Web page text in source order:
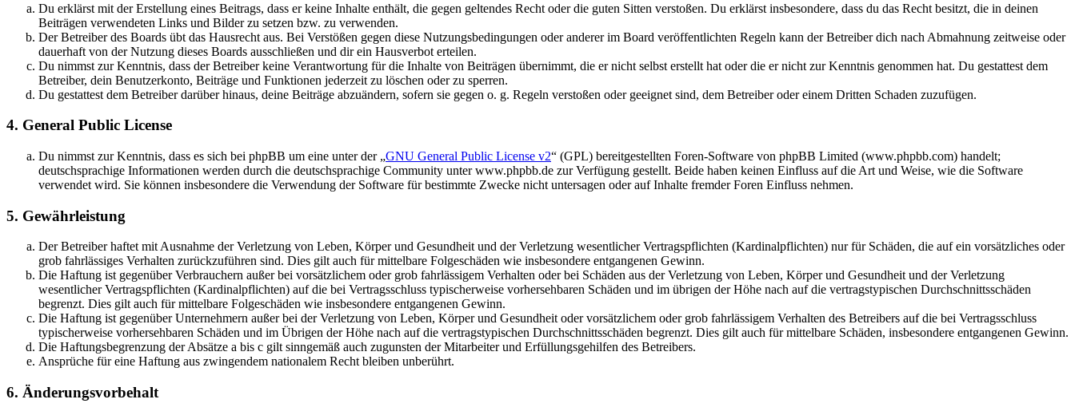
Du erklärst mit der Erstellung eines Beitrags, dass er keine Inhalte enthält, die gegen geltendes Recht oder die guten Sitten verstoßen. Du erklärst insbesondere, dass du das Recht besitzt, die in deinen
Beiträgen verwendeten Links und Bilder zu setzen bzw. zu verwenden.
Der Betreiber des Boards übt das Hausrecht aus. Bei Verstößen gegen diese Nutzungsbedingungen oder anderer im Board veröffentlichten Regeln kann der Betreiber dich nach Abmahnung zeitweise oder
dauerhaft von der Nutzung dieses Boards ausschließen und dir ein Hausverbot erteilen.
Du nimmst zur Kenntnis, dass der Betreiber keine Verantwortung für die Inhalte von Beiträgen übernimmt, die er nicht selbst erstellt hat oder die er nicht zur Kenntnis genommen hat. Du gestattest dem
Betreiber, dein Benutzerkonto, Beiträge und Funktionen jederzeit zu löschen oder zu sperren.
Du gestattest dem Betreiber darüber hinaus, deine Beiträge abzuändern, sofern sie gegen o. g. Regeln verstoßen oder geeignet sind, dem Betreiber oder einem Dritten Schaden zuzufügen.
4. General Public License
Du nimmst zur Kenntnis, dass es sich bei phpBB um eine unter der „GNU General Public License v2“ (GPL) bereitgestellten Foren-Software von phpBB Limited (www.phpbb.com) handelt;
deutschsprachige Informationen werden durch die deutschsprachige Community unter www.phpbb.de zur Verfügung gestellt. Beide haben keinen Einfluss auf die Art und Weise, wie die Software
verwendet wird. Sie können insbesondere die Verwendung der Software für bestimmte Zwecke nicht untersagen oder auf Inhalte fremder Foren Einfluss nehmen.
5. Gewährleistung
Der Betreiber haftet mit Ausnahme der Verletzung von Leben, Körper und Gesundheit und der Verletzung wesentlicher Vertragspflichten (Kardinalpflichten) nur für Schäden, die auf ein vorsätzliches oder
grob fahrlässiges Verhalten zurückzuführen sind. Dies gilt auch für mittelbare Folgeschäden wie insbesondere entgangenen Gewinn.
Die Haftung ist gegenüber Verbrauchern außer bei vorsätzlichem oder grob fahrlässigem Verhalten oder bei Schäden aus der Verletzung von Leben, Körper und Gesundheit und der Verletzung
wesentlicher Vertragspflichten (Kardinalpflichten) auf die bei Vertragsschluss typischerweise vorhersehbaren Schäden und im übrigen der Höhe nach auf die vertragstypischen Durchschnittsschäden
begrenzt. Dies gilt auch für mittelbare Folgeschäden wie insbesondere entgangenen Gewinn.
Die Haftung ist gegenüber Unternehmern außer bei der Verletzung von Leben, Körper und Gesundheit oder vorsätzlichem oder grob fahrlässigem Verhalten des Betreibers auf die bei Vertragsschluss
typischerweise vorhersehbaren Schäden und im Übrigen der Höhe nach auf die vertragstypischen Durchschnittsschäden begrenzt. Dies gilt auch für mittelbare Schäden, insbesondere entgangenen Gewinn.
Die Haftungsbegrenzung der Absätze a bis c gilt sinngemäß auch zugunsten der Mitarbeiter und Erfüllungsgehilfen des Betreibers.
Ansprüche für eine Haftung aus zwingendem nationalem Recht bleiben unberührt.
6. Änderungsvorbehalt